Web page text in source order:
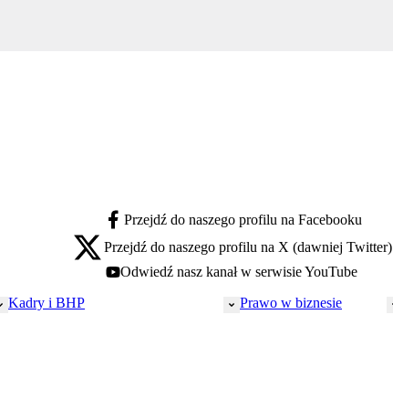
facebook - otwiera się w nowej karcie
Przejdź do naszego profilu na Facebooku
x - otwiera się w nowej karcie
Przejdź do naszego profilu na X (dawniej Twitter)
youtube - otwiera się w nowej karcie
Odwiedź nasz kanał w serwisie YouTube
Kadry i BHP Prawo w biznesie